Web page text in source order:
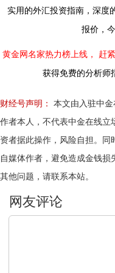
实用的外汇投资指南， 深度
报价，
黄金网名家热力榜上线， 赶
获得免费的分析师
财经号声明：
本文由入驻中
作者本人，不代表中金在线立
资者据此操作，风险自担。
自媒体作者，避免造成金钱损
其他问题，请联系本站。